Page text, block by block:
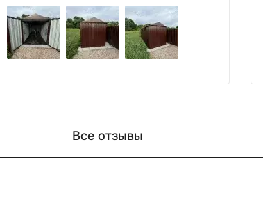
такой работы : большой выбор
продукции, реальные цены.
Все отзывы